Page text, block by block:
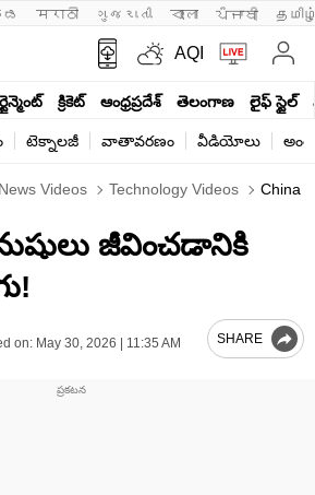
मराठी ગુજરાતી বাংলা ਪੰਜਾਬੀ
AQI
క్రికెట్ ఆంధ్రప్రదేశ్ తెలంగాణ లైఫ్ స్టైల్
టెక్నాలజీ వాతావరణం వీడియోలు
Videos Technology Videos China
జీవించడానికి
on: May 30, 2026 | 11:35 AM SHARE